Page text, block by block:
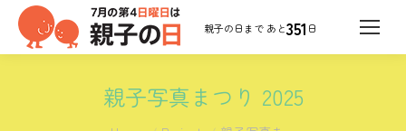
351 日
親子写真まつり 2025
You are here: